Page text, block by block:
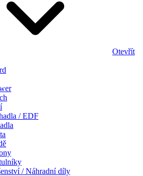
Otevřít
/ EDF
/ Náhradní díly